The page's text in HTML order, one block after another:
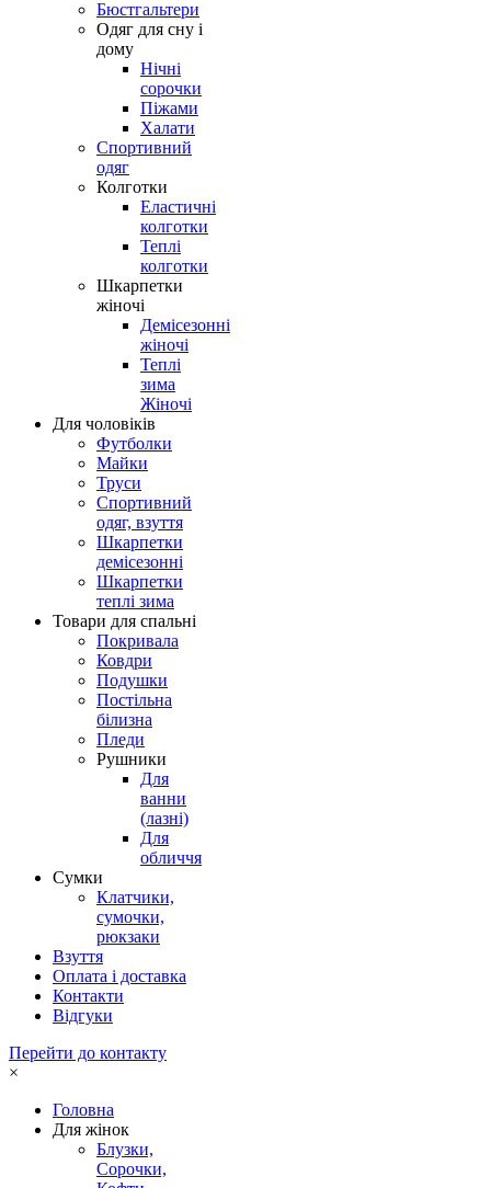
Бюстгальтери
Одяг для сну і
дому
Нічні
сорочки
Піжами
Халати
Спортивний
одяг
Колготки
Еластичні
колготки
Теплі
колготки
Шкарпетки
жіночі
Демісезонні
жіночі
Теплі
зима
Жіночі
Для чоловіків
Футболки
Майки
Труси
Спортивний
одяг, взуття
Шкарпетки
демісезонні
Шкарпетки
теплі зима
Товари для спальні
Покривала
Ковдри
Подушки
Постільна
білизна
Пледи
Рушники
Для
ванни
(лазні)
Для
обличчя
Сумки
Клатчики,
сумочки,
рюкзаки
Взуття
Оплата і доставка
Контакти
Відгуки
Перейти до контакту
×
Головна
Для жінок
Блузки,
Сорочки,